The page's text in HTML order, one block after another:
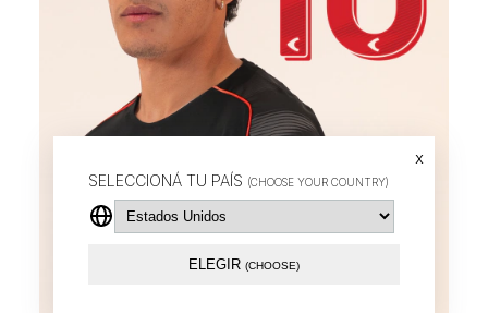
SELECCIONÁ TU PAÍS (CHOOSE YOUR COUNTRY)
x
ELEGIR (CHOOSE)